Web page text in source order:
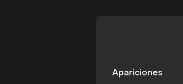
Apariciones